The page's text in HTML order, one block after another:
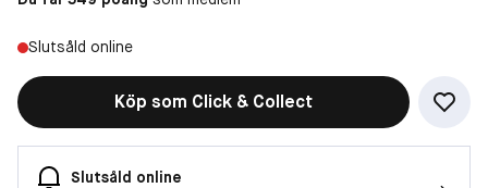
Slutsåld online
Köp som Click & Collect
Slutsåld online